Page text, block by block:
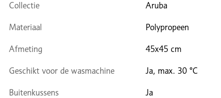
Collectie Aruba
Materiaal Polypropeen
Afmeting 45x45 cm
Geschikt voor de wasmachine Ja, max. 30 °C
Buitenkussens Ja